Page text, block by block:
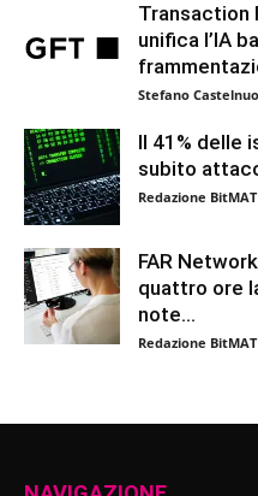
Transaction
unifica l’IA
Stefano
Il 41% delle
subito
Redazione BitMAT
FAR
quattro ore
note...
Redazione BitMAT